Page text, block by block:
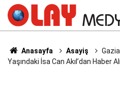
Anasayfa Asayiş
Yaşındaki İsa Can Akıl’dan Haber